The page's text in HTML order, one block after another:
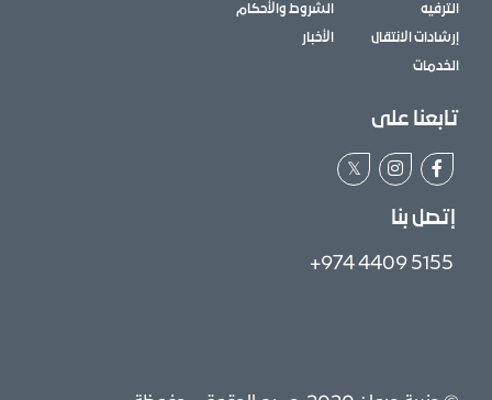
الترفيه
إرشادات الانتقال
الخدمات
الشروط والأحكام
الأخبار
تابعنا على
𝕏
إتصل بنا
+974 4409 5155